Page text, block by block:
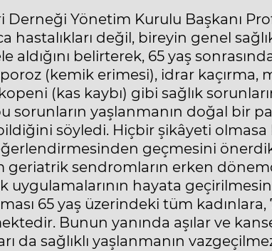
Derneği Yönetim Kurulu Başkanı
hastalıkları değil, bireyin genel
aldığını belirterek, 65 yaş
(kemik erimesi), idrar kaçırma,
(kas kaybı) gibi sağlık
sorunların yaşlanmanın doğal bir
söyledi. Hiçbir şikâyeti olmasa
geçmesini
geriatrik sendromların erken
uygulamalarının hayata
65 yaş üzerindeki tüm
Bunun yanında aşılar ve
da sağlıklı yaşlanmanın